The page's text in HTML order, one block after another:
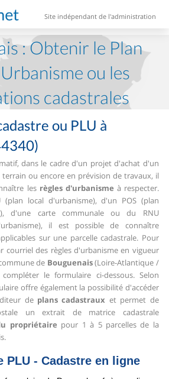
Site indépendant de l'administration
: Obtenir le Plan
ou les
cadastrales
ou PLU à
dans le cadre d'un projet d'achat d'un
ou encore en prévision de travaux, il
les règles d'urbanisme à respecter.
(plan local d'urbanisme), d'un POS (plan
d'une carte communale ou du RNU
il est possible de connaître
sur une parcelle cadastrale. Pour
courriel des règles d'urbanisme en vigueur
de Bouguenais(Loire-Atlantique /
le formulaire ci-dessous.Selon
offre également la possibilité d'accéder
de plans cadastraux et permet de
un extrait de matrice cadastrale
propriétaire pour 1 à 5 parcelles de la